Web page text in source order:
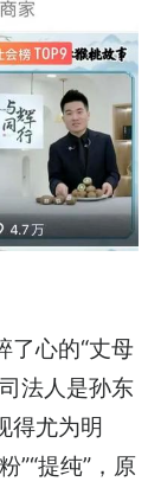
了心的“丈母
法人是孙东
得尤为明
”“提纯”，原